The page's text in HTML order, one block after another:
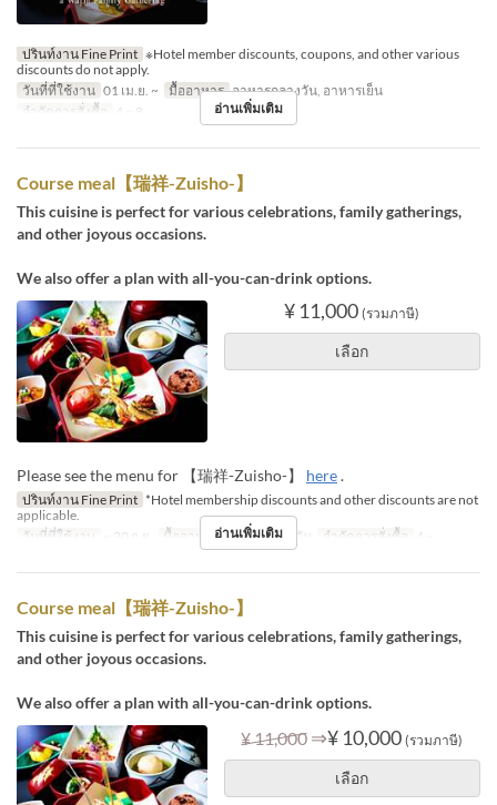
ปรินท์งาน Fine Print ※Hotel member discounts, coupons, and other various
discounts do not apply.
วันที่ที่ใช้งาน 01 เม.ย. ~ มื้ออาหาร อาหารกลางวัน, อาหารเย็น
จำกัดการสั่งซื้อ
4 ~ 8 อ่านเพิ่มเติม
Course meal【瑞祥-Zuisho-】
This cuisine is perfect for various celebrations, family gatherings,
and other joyous occasions.
We also offer a plan with all-you-can-drink options.
¥ 11,000 (รวมภาษี)
เลือก
Please see the menu for 【瑞祥-Zuisho-】 here.
ปรินท์งาน Fine Print *Hotel membership discounts and other discounts are not
applicable.
วันที่ที่ใช้งาน
~ 30 ก.ย. มื้ออาหาร อาหารกลางวัน จำกัดการสั่งซื้อ 4 ~
อ่านเพิ่มเติม
Course meal【瑞祥-Zuisho-】
This cuisine is perfect for various celebrations, family gatherings,
and other joyous occasions.
We also offer a plan with all-you-can-drink options.
¥ 11,000 ⇒¥ 10,000 (รวมภาษี)
เลือก